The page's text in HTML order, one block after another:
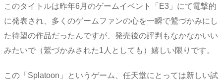
このタイトルは昨年6月のゲームイベント「E3」にて電撃的
に発表され、多くのゲームファンの心を一瞬で鷲づかみにし
た待望の作品だったんですが、発売後の評判もなかなかいい
みたいで（鷲づかみされた1人としても）嬉しい限りです。
この「Splatoon」というゲーム、任天堂にとっては新しい試